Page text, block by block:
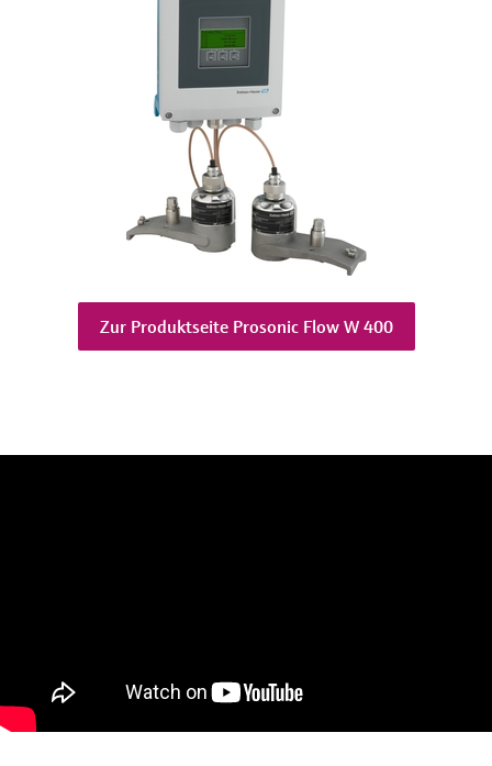
Zur Produktseite Prosonic Flow W 400